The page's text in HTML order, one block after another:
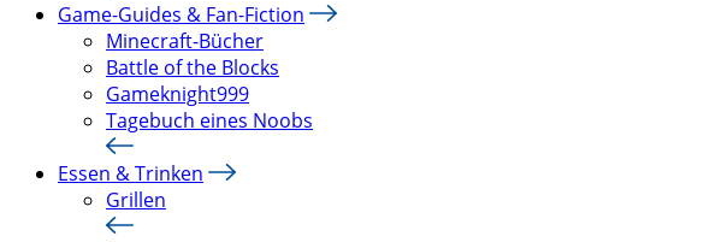
Game-Guides & Fan-Fiction
Minecraft-Bücher
Battle of the Blocks
Gameknight999
Tagebuch eines Noobs
Essen & Trinken
Grillen